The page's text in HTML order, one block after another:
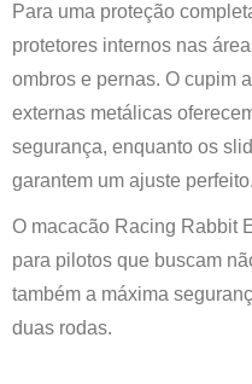
Para uma proteção
protetores internos nas
ombros e pernas. O cupim
externas metálicas
segurança, enquanto os
garantem um ajuste perfeito.
O macacão Racing Rabbit
para pilotos que buscam
também a máxima
duas rodas.